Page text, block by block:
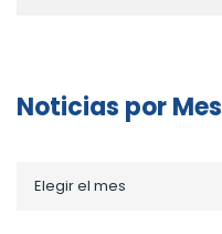
Noticias por Mes
porElegir el mes